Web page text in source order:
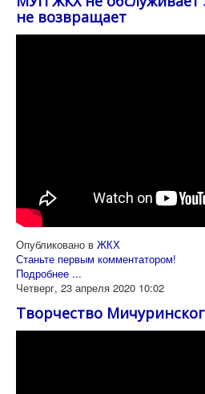
не возвращает
Опубликовано в ЖКХ
Станьте первым комментатором!
Подробнее ...
Четверг, 23 апреля 2020 10:02
Творчество